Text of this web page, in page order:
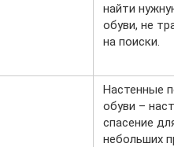
найти
обуви, не
на поиски.
Настенные
обуви –
спасение
небольших